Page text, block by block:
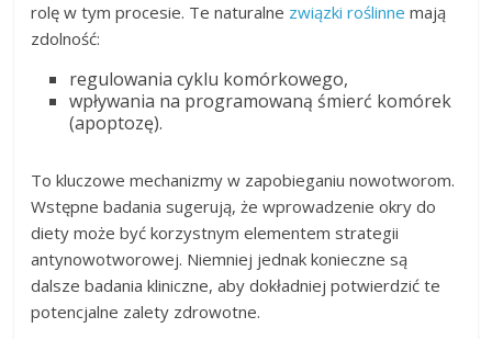
rolę w tym procesie. Te naturalne związki roślinne mają
zdolność:
regulowania cyklu komórkowego,
wpływania na programowaną śmierć komórek
(apoptozę).
To kluczowe mechanizmy w zapobieganiu nowotworom.
Wstępne badania sugerują, że wprowadzenie okry do
diety może być korzystnym elementem strategii
antynowotworowej. Niemniej jednak konieczne są
dalsze badania kliniczne, aby dokładniej potwierdzić te
potencjalne zalety zdrowotne.